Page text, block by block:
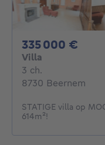
335 000 €
Villa
3 ch.
8730 Beernem
STATIGE villa op
614m²!